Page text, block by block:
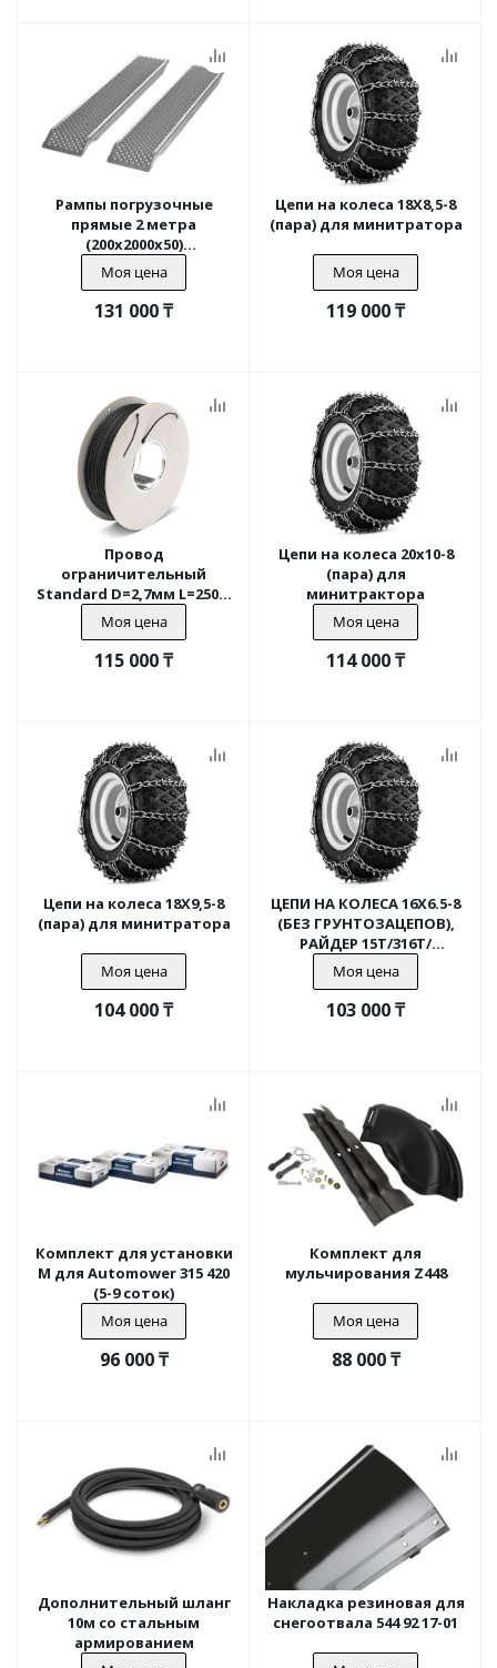
Рампы погрузочные
прямые 2 метра
(200x2000x50)
(максимальная нагрузка
450 кг)
Моя цена
131 000₸
Цепи на колеса 18X8,5-8
(пара) для минитратора
Моя цена
119 000₸
Провод
ограничительный
Standard D=2,7мм L=250м
Black УФ-устойчивый
Моя цена
115 000₸
Цепи на колеса 20х10-8
(пара) для
минитрактора
Моя цена
114 000₸
Цепи на колеса 18X9,5-8
(пара) для минитратора
Моя цена
104 000₸
ЦЕПИ НА КОЛЕСА 16Х6.5-8
(БЕЗ ГРУНТОЗАЦЕПОВ),
РАЙДЕР 15Т/316T/
СНЕГООТБРАСЫВАТЕЛИЛИ
ST276EP/ST268EP/S
Моя цена
103 000₸
Комплект для установки
M для Automower 315 420
(5-9 соток)
Моя цена
96 000₸
Комплект для
мульчирования Z448
Моя цена
88 000₸
Дополнительный шланг
10м со стальным
армированием
Накладка резиновая для
снегоотвала 544 92 17-01